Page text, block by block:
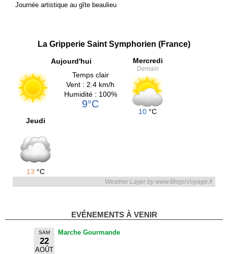
Journée artistique au gîte beaulieu
La Gripperie Saint Symphorien (France)
Aujourd'hui
Temps clair
Vent : 2.4 km/h
Humidité : 100%
9°C
Mercredi
Demain
10 °C
Jeudi
13 °C
Weather Layer by www.BlogoVoyage.fr
EVÉNEMENTS À VENIR
SAM
22
AOÛT
Marche Gourmande